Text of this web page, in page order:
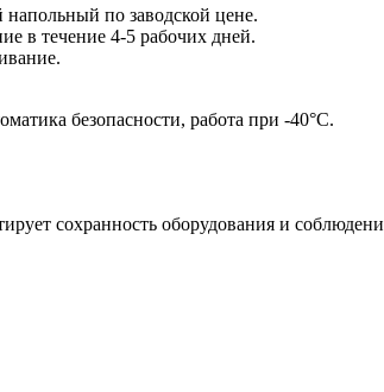
по заводской цене.
в течение 4-5 рабочих дней.
безопасности, работа при -40°C.
сохранность оборудования и